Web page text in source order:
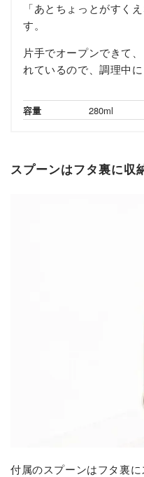
「あとちょっとがすく
す。
片手でオープンできて
れているので、調理中
容量 280ml
スプーンはフタ裏に収
付属のスプーンはフタ裏